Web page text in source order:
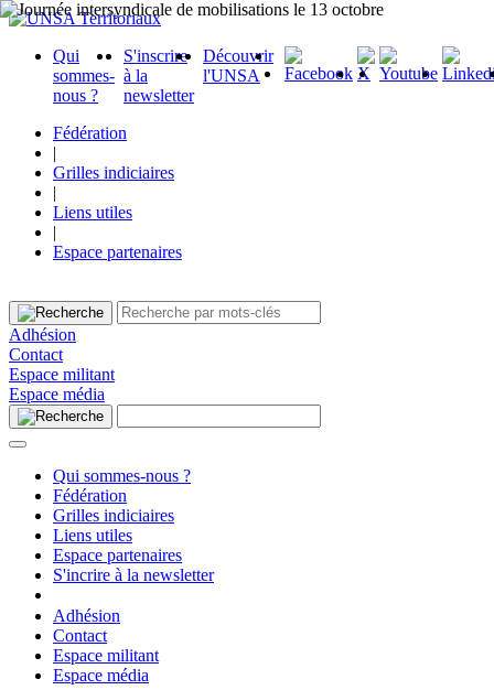
Qui
sommes-
nous ?
S'inscrire
à la
newsletter
Découvrir
l'UNSA
Fédération
|
Grilles indiciaires
|
Liens utiles
|
Espace partenaires
Adhésion
Contact
Espace militant
Espace média
Qui sommes-nous ?
Fédération
Grilles indiciaires
Liens utiles
Espace partenaires
S'incrire à la newsletter
Adhésion
Contact
Espace militant
Espace média